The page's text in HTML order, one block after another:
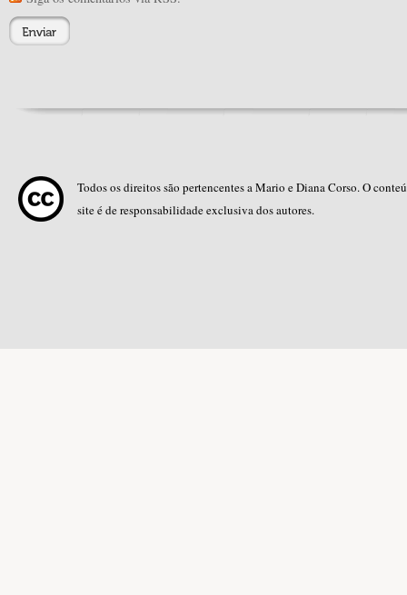
Todos os direitos são pertencentes a Mario e Diana Corso. O
site é de responsabilidade exclusiva dos autores.